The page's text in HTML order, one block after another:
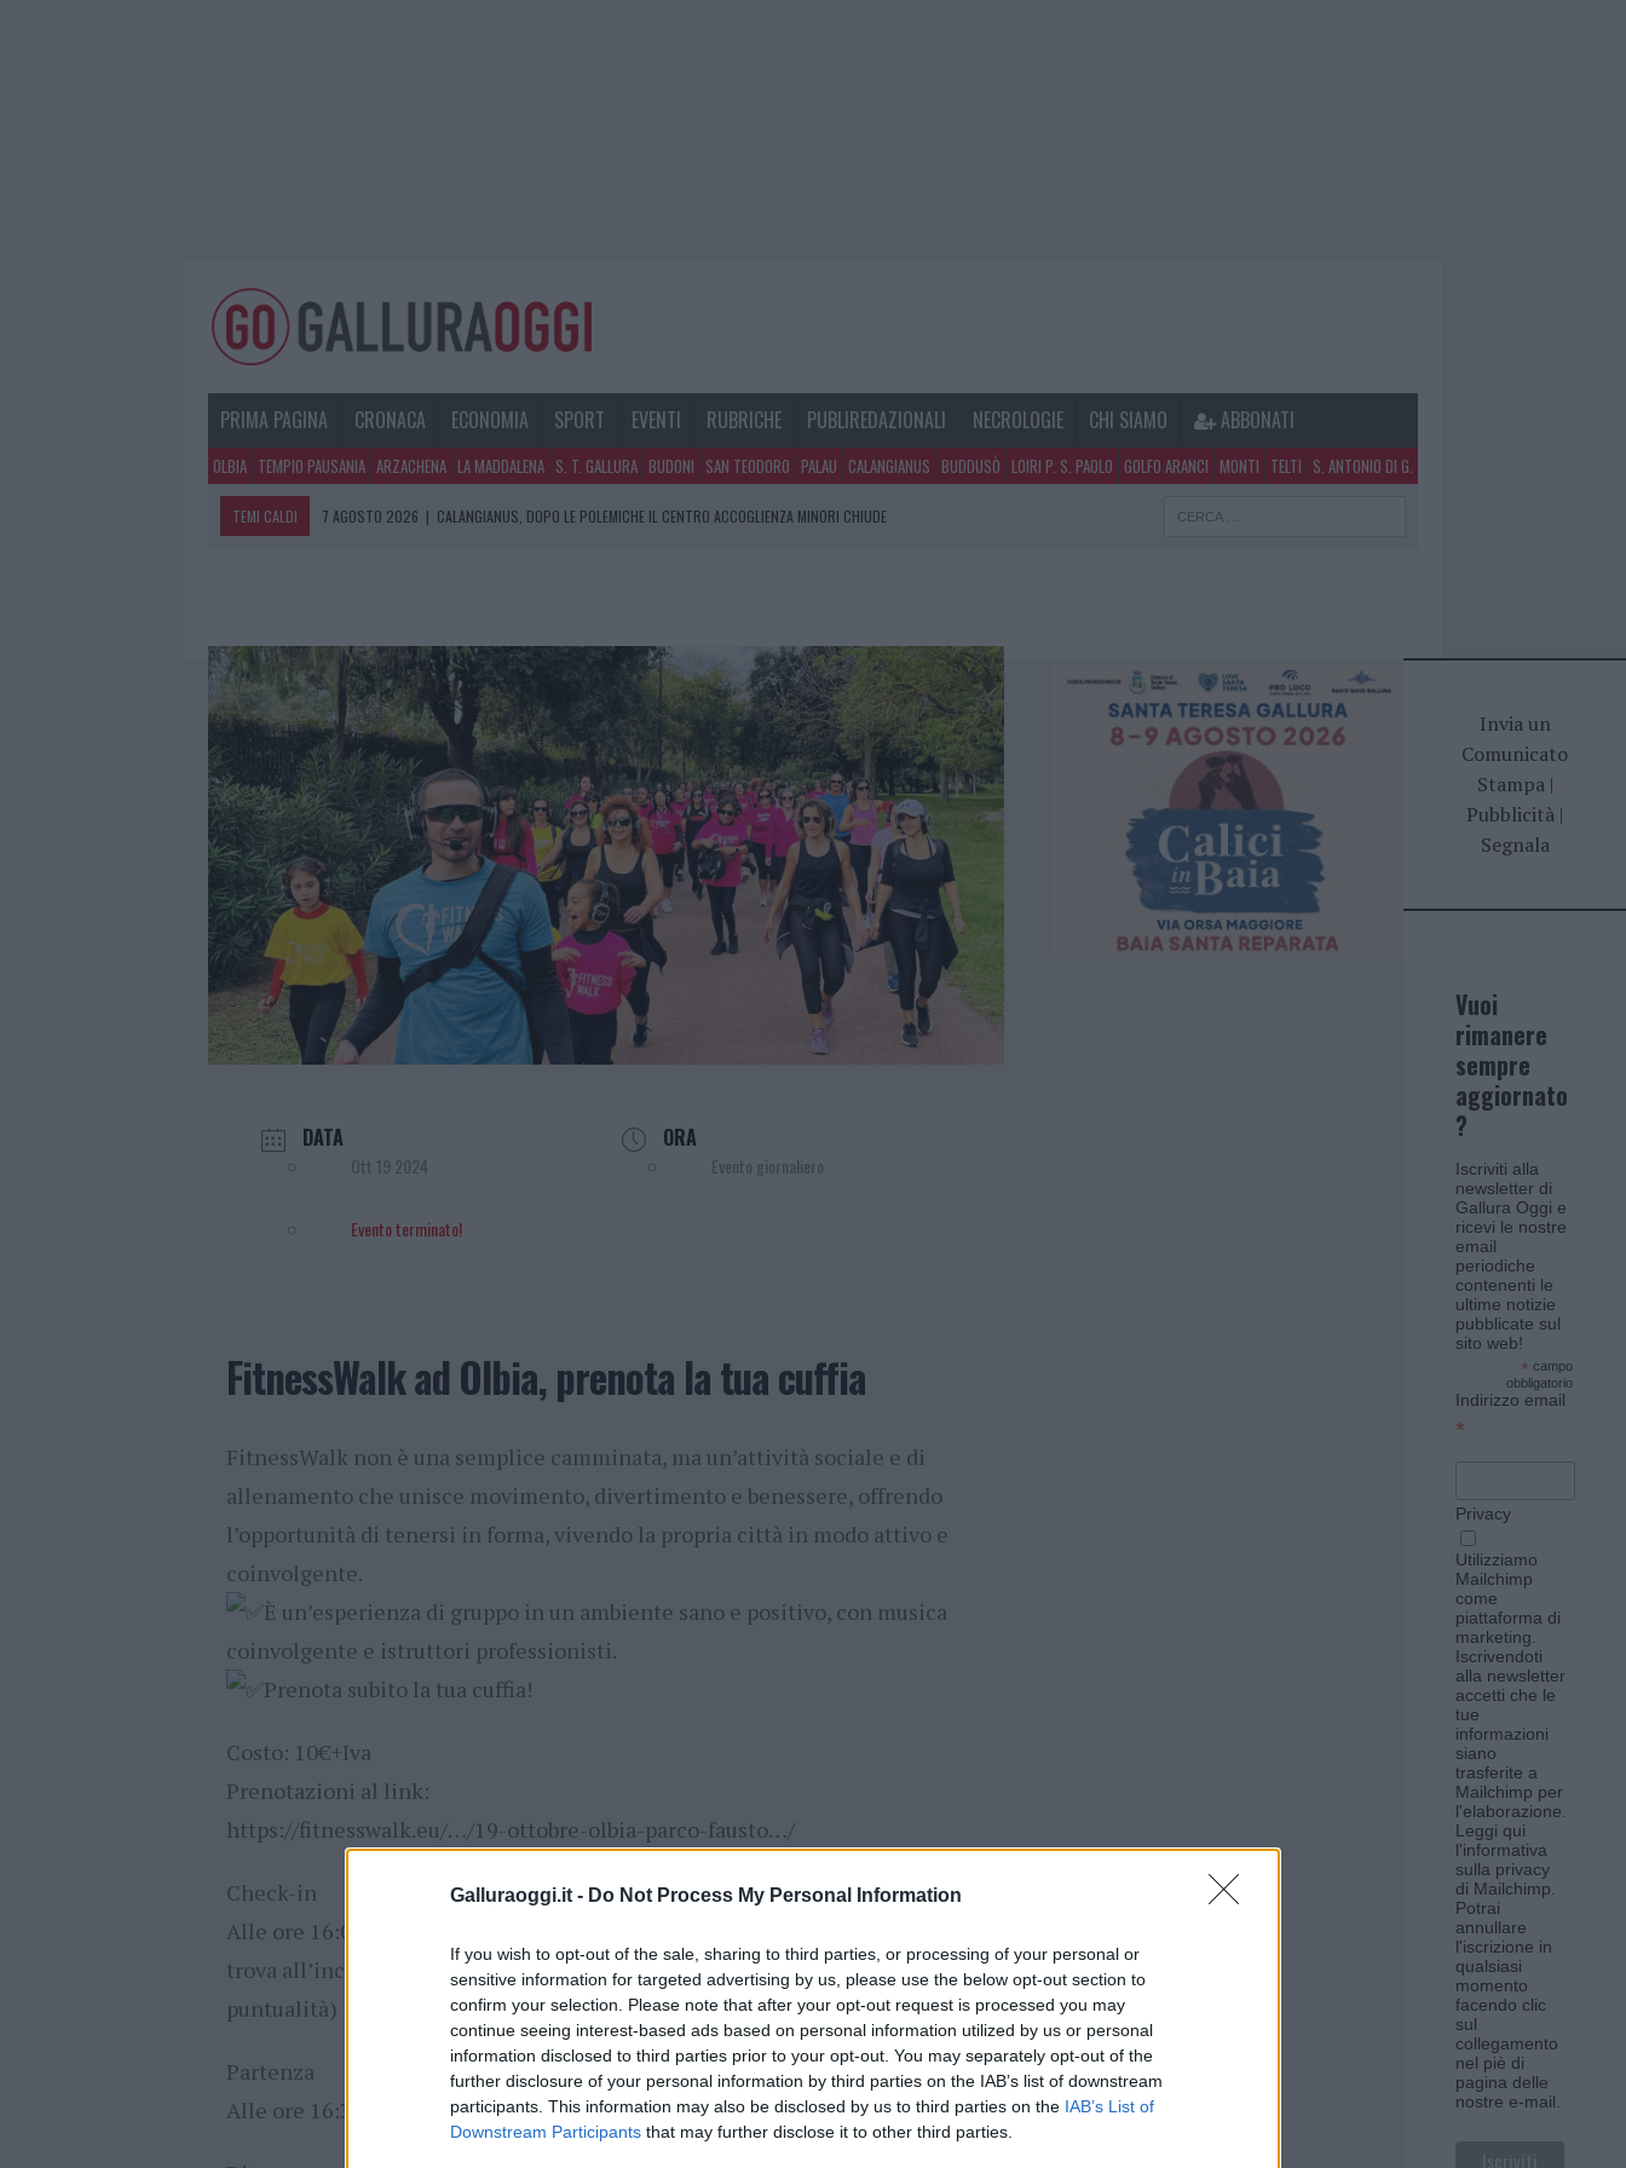
Galluraoggi.it - Do Not Process My Personal Information
If you wish to opt-out of the sale, sharing to third parties, or processing of your personal or
sensitive information for targeted advertising by us, please use the below opt-out section to
confirm your selection. Please note that after your opt-out request is processed you may
continue seeing interest-based ads based on personal information utilized by us or personal
information disclosed to third parties prior to your opt-out. You may separately opt-out of the
further disclosure of your personal information by third parties on the IAB’s list of downstream
participants. This information may also be disclosed by us to third parties on the IAB’s List of
Downstream Participants that may further disclose it to other third parties.
PRIMA PAGINA CRONACA ECONOMIA SPORT EVENTI RUBRICHE PUBLIREDAZIONALI NECROLOGIE CHI SIAMO ABBONATI
OLBIA TEMPIO PAUSANIA ARZACHENA LA MADDALENA S. T. GALLURA BUDONI SAN TEODORO PALAU CALANGIANUS BUDDUSÒ LOIRI P. S. PAOLO GOLFO ARANCI MONTI TELTI S. ANTONIO DI G.
TEMI CALDI 7 AGOSTO 2026 | CALANGIANUS, DOPO LE POLEMICHE IL CENTRO ACCOGLIENZA MINORI CHIUDE
7 AGOSTO 2026
MICHELLE HUNZIKER IN GALLURA, BELLA ANCHE DAL VIVO: UN AMICO VIP SVELA COME FA
DATA
Ott 19 2024
Evento terminato!
ORA
Evento giornaliero
FitnessWalk ad Olbia, prenota la tua cuffia
FitnessWalk non è una semplice camminata, ma un’attività sociale e di
allenamento che unisce movimento, divertimento e benessere, offrendo
l’opportunità di tenersi in forma, vivendo la propria città in modo attivo e
coinvolgente.
È un’esperienza di gruppo in un ambiente sano e positivo, con musica
coinvolgente e istruttori professionisti.
Prenota subito la tua cuffia!
Costo: 10€+Iva
Prenotazioni al link:
https://fitnesswalk.eu/…/19-ottobre-olbia-parco-fausto…/
Check-in
Alle ore 16:00 all’entrata nr.8 del Parco Fausto Noce da Via Savona, che si
trova all’incrocio con Via Gabriele D’Annunzio, Olbia (per favore, massima
puntualità)
Partenza
Alle ore 16:30
Invia un
Comunicato
Stampa|
Pubblicità |
Segnala
Vuoi
rimanere
sempre
aggiornato
?
Iscriviti alla
newsletter di
Gallura Oggi e
ricevi le nostre
email
periodiche
contenenti le
ultime notizie
pubblicate sul
sito web!
* campo
obbligatorio
Indirizzo email
*
Privacy
Utilizziamo
Mailchimp
come
piattaforma di
marketing.
Iscrivendoti
alla newsletter
accetti che le
tue
informazioni
siano
trasferite a
Mailchimp per
l'elaborazione.
Leggi qui
l'informativa
sulla privacy
di Mailchimp.
Potrai
annullare
l'iscrizione in
qualsiasi
momento
facendo clic
sul
collegamento
nel piè di
pagina delle
nostre e-mail.